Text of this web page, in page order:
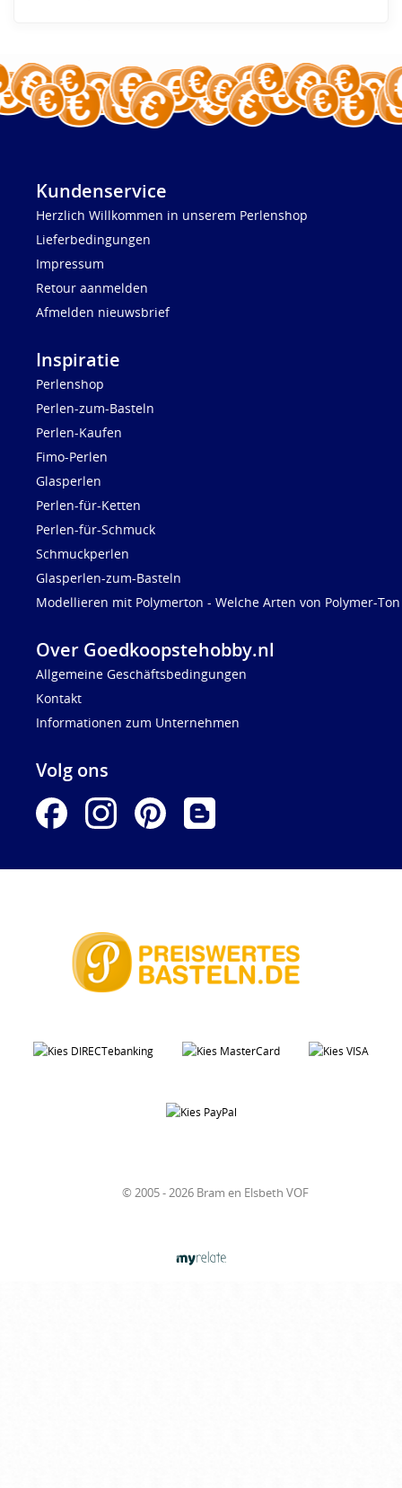
Kundenservice
Herzlich Willkommen in unserem Perlenshop
Lieferbedingungen
Impressum
Retour aanmelden
Afmelden nieuwsbrief
Inspiratie
Perlenshop
Perlen-zum-Basteln
Perlen-Kaufen
Fimo-Perlen
Glasperlen
Perlen-für-Ketten
Perlen-für-Schmuck
Schmuckperlen
Glasperlen-zum-Basteln
Modellieren mit Polymerton - Welche Arten von Polymer-
Over Goedkoopstehobby.nl
Allgemeine Geschäftsbedingungen
Kontakt
Informationen zum Unternehmen
Volg ons
© 2005 - 2026 Bram en Elsbeth VOF